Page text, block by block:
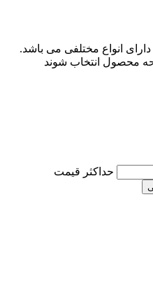
مختلفی می باشد.
انتخاب شوند
حداكثر قيمت